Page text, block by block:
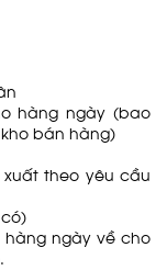
hàng ngày (bao
bán hàng)
theo yêu cầu
hàng ngày về cho